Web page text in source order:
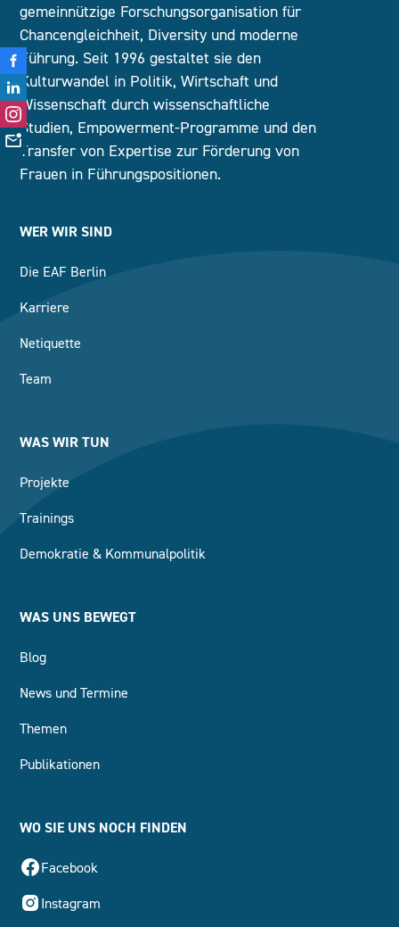
gemeinnützige Forschungsorganisation für
Chancengleichheit, Diversity und moderne
Führung. Seit 1996 gestaltet sie den
Kulturwandel in Politik, Wirtschaft und
Wissenschaft durch wissenschaftliche
Studien, Empowerment-Programme und den
Transfer von Expertise zur Förderung von
Frauen in Führungspositionen.
WER WIR SIND
Die EAF Berlin
Karriere
Netiquette
Team
WAS WIR TUN
Projekte
Trainings
Demokratie & Kommunalpolitik
WAS UNS BEWEGT
Blog
News und Termine
Themen
Publikationen
WO SIE UNS NOCH FINDEN
Facebook
Instagram